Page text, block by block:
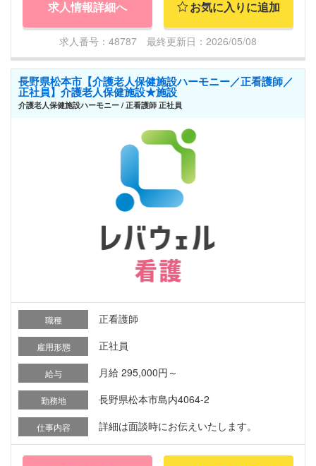
求人情報詳細へ お気に入りに追加
求人番号：48787 最終更新日：2026/05/08
長野県松本市【介護老人保健施設ハーモニー／正看護師／
正社員】介護老人保健施設★施設
介護老人保健施設ハーモニー / 正看護師 正社員
職種 正看護師
雇用形態 正社員
給与 月給 295,000円～
勤務地 長野県松本市島内4064-2
仕事内容 詳細は面談時にお伝えいたします。